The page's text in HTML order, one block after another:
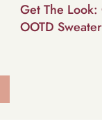
Get The
OOTD